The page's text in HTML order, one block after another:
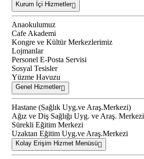
Kurum İçi Hizmetler
Anaokulumuz
Cafe Akademi
Kongre ve Kültür Merkezlerimiz
Lojmanlar
Personel E-Posta Servisi
Sosyal Tesisler
Yüzme Havuzu
Genel Hizmetler
Hastane (Sağlık Uyg.ve Araş.Merkezi)
Ağız ve Diş Sağlığı Uyg. ve Araş. Merkezi
Sürekli Eğitim Merkezi
Uzaktan Eğitim Uyg.ve Araş.Merkezi
Kolay Erişim Hizmet Menüsü